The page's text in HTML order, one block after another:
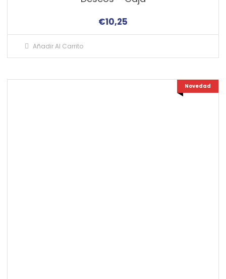
€10,25
Añadir Al Carrito
Novedad